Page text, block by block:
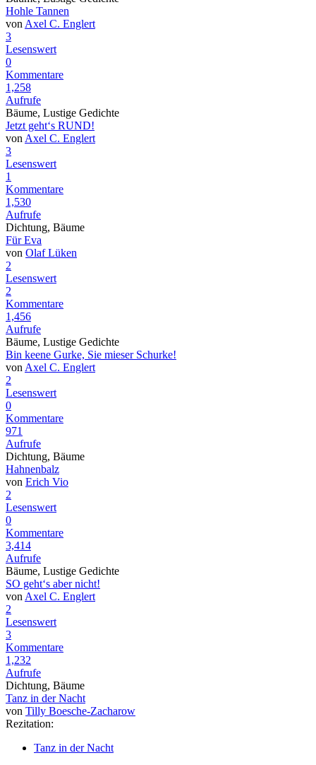
Hohle Tannen
von Axel C. Englert
3
Lesenswert
0
Kommentare
1,258
Aufrufe
Bäume, Lustige Gedichte
Jetzt geht‘s RUND!
von Axel C. Englert
3
Lesenswert
1
Kommentare
1,530
Aufrufe
Dichtung, Bäume
Für Eva
von Olaf Lüken
2
Lesenswert
2
Kommentare
1,456
Aufrufe
Bäume, Lustige Gedichte
Bin keene Gurke, Sie mieser Schurke!
von Axel C. Englert
2
Lesenswert
0
Kommentare
971
Aufrufe
Dichtung, Bäume
Hahnenbalz
von Erich Vio
2
Lesenswert
0
Kommentare
3,414
Aufrufe
Bäume, Lustige Gedichte
SO geht‘s aber nicht!
von Axel C. Englert
2
Lesenswert
3
Kommentare
1,232
Aufrufe
Dichtung, Bäume
Tanz in der Nacht
von Tilly Boesche-Zacharow
Rezitation:
Tanz in der Nacht